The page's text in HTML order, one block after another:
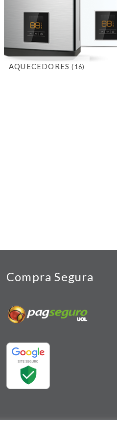
AQUECEDORES(16)
Compra Segura